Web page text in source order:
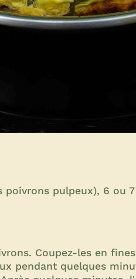
pulpeux), 6 ou
Coupez-les en
pendant quelques